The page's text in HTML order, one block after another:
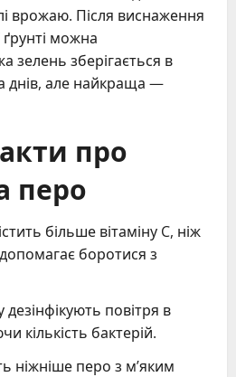
врожаю. Після виснаження
можна
зелень зберігається в
днів, але найкраща —
про
перо
більше вітаміну C, ніж
допомагає боротися з
повітря в
кількість бактерій.
ніжніше перо з м’яким